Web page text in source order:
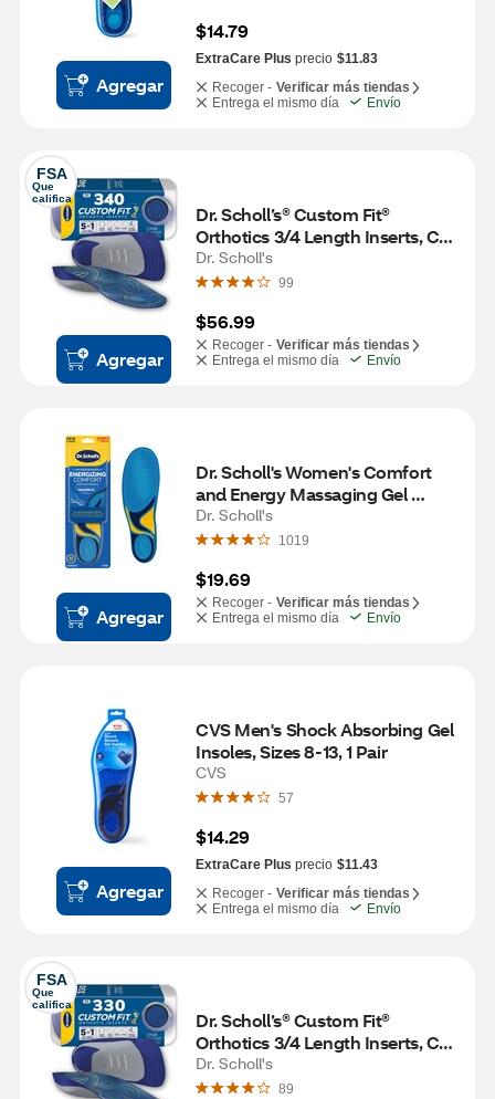
Agregar
$14.79
ExtraCare Plus precio $11.83
Recoger - Verificar más tiendas
Entrega el mismo día
Envío
FSA
Que
califica
Agregar
Dr. Scholl’s® Custom Fit®
Orthotics 3/4 Length Inserts, CF
340, Insoles Fit Men & Womens
Shoes
Dr. Scholl's
99
$56.99
Recoger - Verificar más tiendas
Entrega el mismo día
Envío
Agregar
Dr. Scholl's Women's Comfort
and Energy Massaging Gel
Insoles, Size 6-10, 1 pair
Dr. Scholl's
1019
$19.69
Recoger - Verificar más tiendas
Entrega el mismo día
Envío
Agregar
CVS Men's Shock Absorbing Gel
Insoles, Sizes 8-13, 1 Pair
CVS
57
$14.29
ExtraCare Plus precio $11.43
Recoger - Verificar más tiendas
Entrega el mismo día
Envío
FSA
Que
califica
Dr. Scholl’s® Custom Fit®
Orthotics 3/4 Length Inserts, CF
330, Insoles Fit Men & Womens
Shoes
Dr. Scholl's
89